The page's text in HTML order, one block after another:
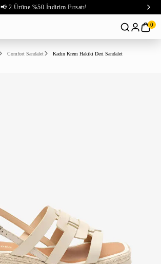
📢 2.Ürüne %50 İndirim Fırsatı!
0
Comfort Sandalet Kadın Krem Hakiki Deri Sandalet